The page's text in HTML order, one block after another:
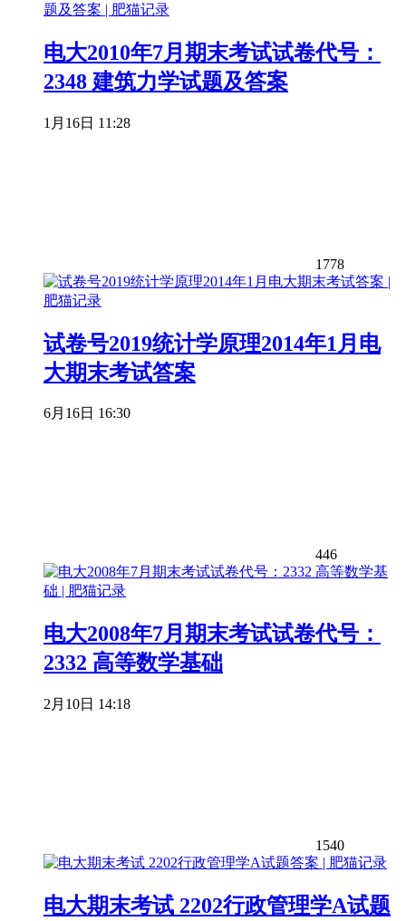
电大2010年7月期末考试试卷代号：
2348 建筑力学试题及答案
1月16日 11:28
1778
试卷号2019统计学原理2014年1月电
大期末考试答案
6月16日 16:30
446
电大2008年7月期末考试试卷代号：
2332 高等数学基础
2月10日 14:18
1540
电大期末考试 2202行政管理学A试题